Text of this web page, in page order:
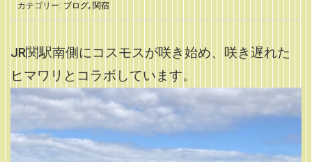
カテゴリー: ブログ, 関宿
JR関駅南側にコスモスが咲き始め、咲き遅れた
ヒマワリとコラボしています。